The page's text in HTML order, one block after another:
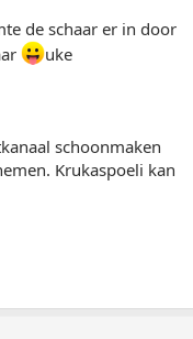
de schaar er in door
uke
schoonmaken
Krukaspoeli kan